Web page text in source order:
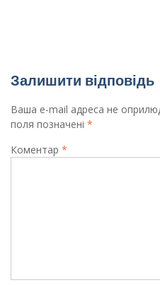
Залишити відповідь
Ваша e-mail адреса не
поля позначені *
Коментар *